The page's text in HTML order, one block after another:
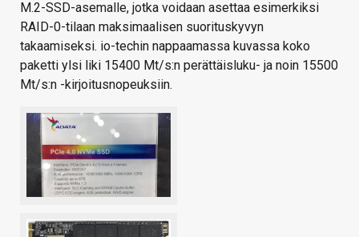
M.2-SSD-asemalle, jotka voidaan asettaa esimerkiksi
RAID-0-tilaan maksimaalisen suorituskyvyn
takaamiseksi. io-techin nappaamassa kuvassa koko
paketti ylsi liki 15400 Mt/s:n perättäisluku- ja noin 15500
Mt/s:n -kirjoitusnopeuksiin.